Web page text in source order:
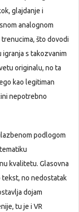
glajdanje i
analognom
što dovodi
igranja s takozvanim
originalu, no ta
kao legitiman
nepotrebno
podlogom
kvalitetu. Glasovna
tekst, no nedostatak
dojam
tu je i VR